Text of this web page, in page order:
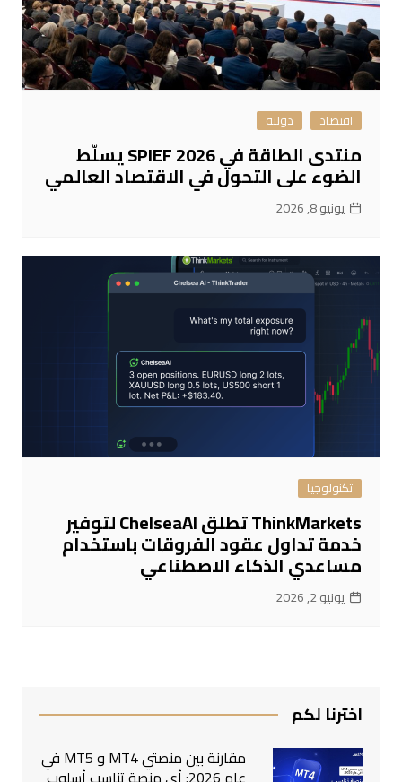
اقتصاد دولية
منتدى الطاقة في SPIEF 2026 يسلّط
الضوء على التحول في الاقتصاد العالمي
يونيو 8, 2026
تكنولوجيا
ThinkMarkets تطلق ChelseaAI لتوفير
خدمة تداول عقود الفروقات باستخدام
مساعدي الذكاء الاصطناعي
يونيو 2, 2026
اخترنا لكم
مقارنة بين منصتي MT4 و MT5 في